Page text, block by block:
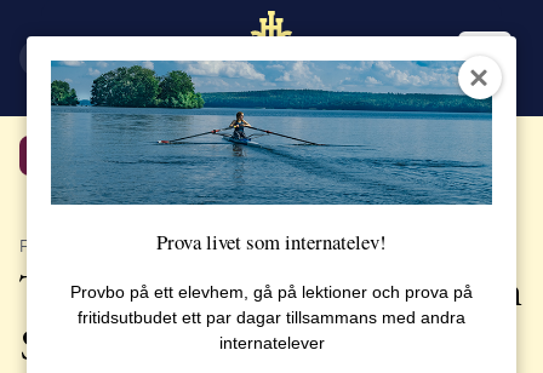
Tillbaka
PUBLICERAT 24 OKTOBER 2022
Träffa oss på Gymnasiemässan
Stockholm 2022
Prova livet som internatelev!
Provbo på ett elevhem, gå på lektioner och prova på
fritidsutbudet ett par dagar tillsammans med andra
internatelever